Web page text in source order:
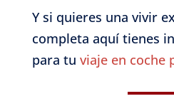
Y si quieres una vivir
completa aquí tienes
para tu viaje en coche